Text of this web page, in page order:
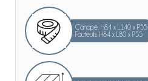
Canapé: H84 x L140 x P55
Fauteuils: H84 x L80 x P55